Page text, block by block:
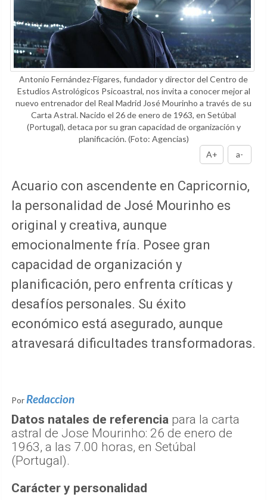
Antonio Fernández-Fígares, fundador y director del Centro de
Estudios Astrológicos Psicoastral, nos invita a conocer mejor al
nuevo entrenador del Real Madrid José Mourinho a través de su
Carta Astral. Nacido el 26 de enero de 1963, en Setúbal
(Portugal), detaca por su gran capacidad de organización y
planificación.(Foto: Agencias)
A+
a-
Acuario con ascendente en Capricornio,
la personalidad de José Mourinho es
original y creativa, aunque
emocionalmente fría. Posee gran
capacidad de organización y
planificación, pero enfrenta críticas y
desafíos personales. Su éxito
económico está asegurado, aunque
atravesará dificultades transformadoras.
Por Redaccion
Datos natales de referencia para la carta
astral de Jose Mourinho: 26 de enero de
1963, a las 7.00 horas, en Setúbal
(Portugal).
Carácter y personalidad